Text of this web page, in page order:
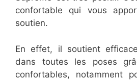
confortable qui vous
soutien.
En effet, il soutient
dans toutes les poses
confortables, notamment